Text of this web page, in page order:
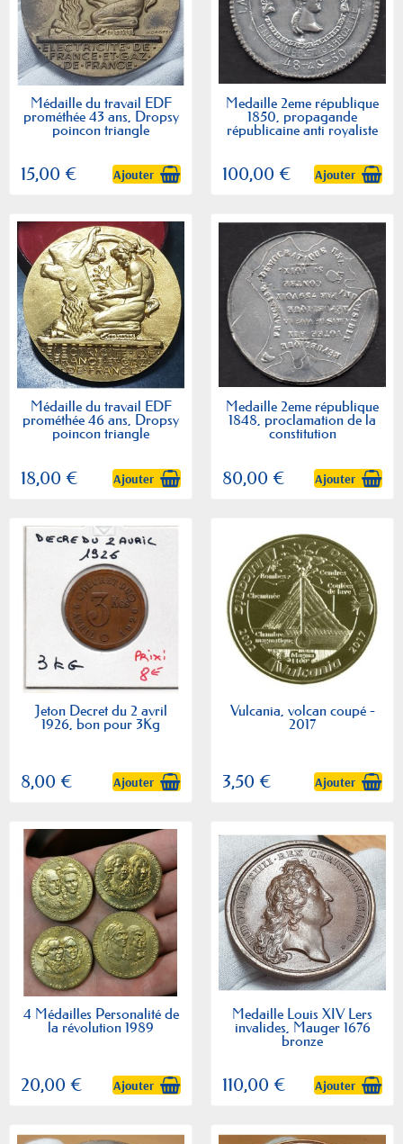
Médaille du travail EDF
prométhée 43 ans, Dropsy
poincon triangle
15,00 € Ajouter
Medaille 2eme république
1850, propagande
républicaine anti royaliste
100,00 € Ajouter
Médaille du travail EDF
prométhée 46 ans, Dropsy
poincon triangle
18,00 € Ajouter
Medaille 2eme république
1848, proclamation de la
constitution
80,00 € Ajouter
Jeton Decret du 2 avril
1926, bon pour 3Kg
8,00 € Ajouter
Vulcania, volcan coupé -
2017
3,50 € Ajouter
4 Médailles Personalité de
la révolution 1989
20,00 € Ajouter
Medaille Louis XIV Lers
invalides, Mauger 1676
bronze
110,00 € Ajouter